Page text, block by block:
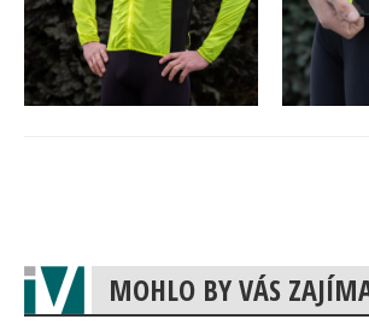
MOHLO BY VÁS